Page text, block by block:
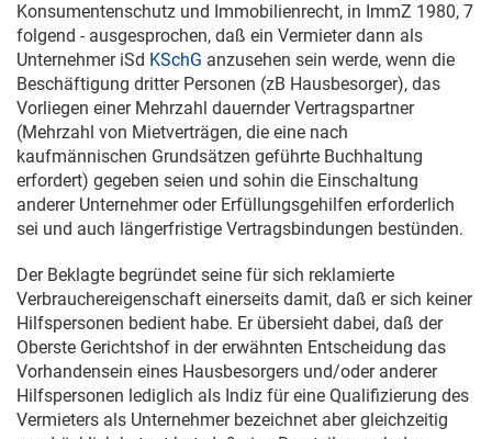
Konsumentenschutz und Immobilienrecht, in ImmZ 1980, 7
folgend - ausgesprochen, daß ein Vermieter dann als
Unternehmer iSd KSchG anzusehen sein werde, wenn die
Beschäftigung dritter Personen (zB Hausbesorger), das
Vorliegen einer Mehrzahl dauernder Vertragspartner
(Mehrzahl von Mietverträgen, die eine nach
kaufmännischen Grundsätzen geführte Buchhaltung
erfordert) gegeben seien und sohin die Einschaltung
anderer Unternehmer oder Erfüllungsgehilfen erforderlich
sei und auch längerfristige Vertragsbindungen bestünden.
Der Beklagte begründet seine für sich reklamierte
Verbrauchereigenschaft einerseits damit, daß er sich keiner
Hilfspersonen bedient habe. Er übersieht dabei, daß der
Oberste Gerichtshof in der erwähnten Entscheidung das
Vorhandensein eines Hausbesorgers und/oder anderer
Hilfspersonen lediglich als Indiz für eine Qualifizierung des
Vermieters als Unternehmer bezeichnet aber gleichzeitig